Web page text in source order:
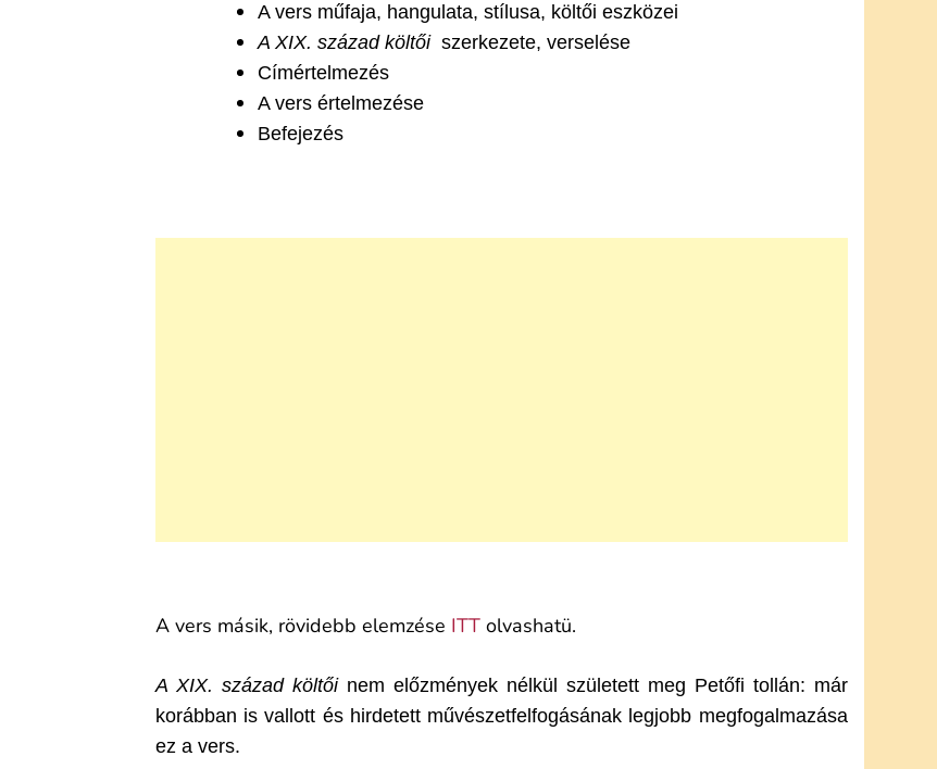
A vers műfaja, hangulata, stílusa, költői eszközei
A XIX. század költőiszerkezete, verselése
Címértelmezés
A vers értelmezése
Befejezés
A vers másik, rövidebb elemzése ITTolvashatü.
A XIX. század költőinem előzmények nélkül született meg Petőfi tollán: már
korábban is vallott és hirdetett művészetfelfogásának legjobb megfogalmazása
ez a vers.